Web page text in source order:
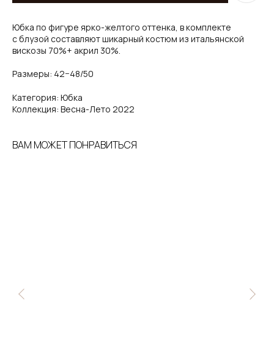
Юбка по фигуре ярко-желтого оттенка, в комплекте
с блузой составляют шикарный костюм из итальянской
вискозы 70%+ акрил 30%.
Размеры: 42−48/50
Категория: Юбка
Коллекция: Весна-Лето 2022
ВАМ МОЖЕТ ПОНРАВИТЬСЯ